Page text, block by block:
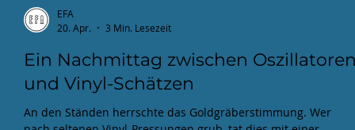
EFA
20. Apr.
3 Min. Lesezeit